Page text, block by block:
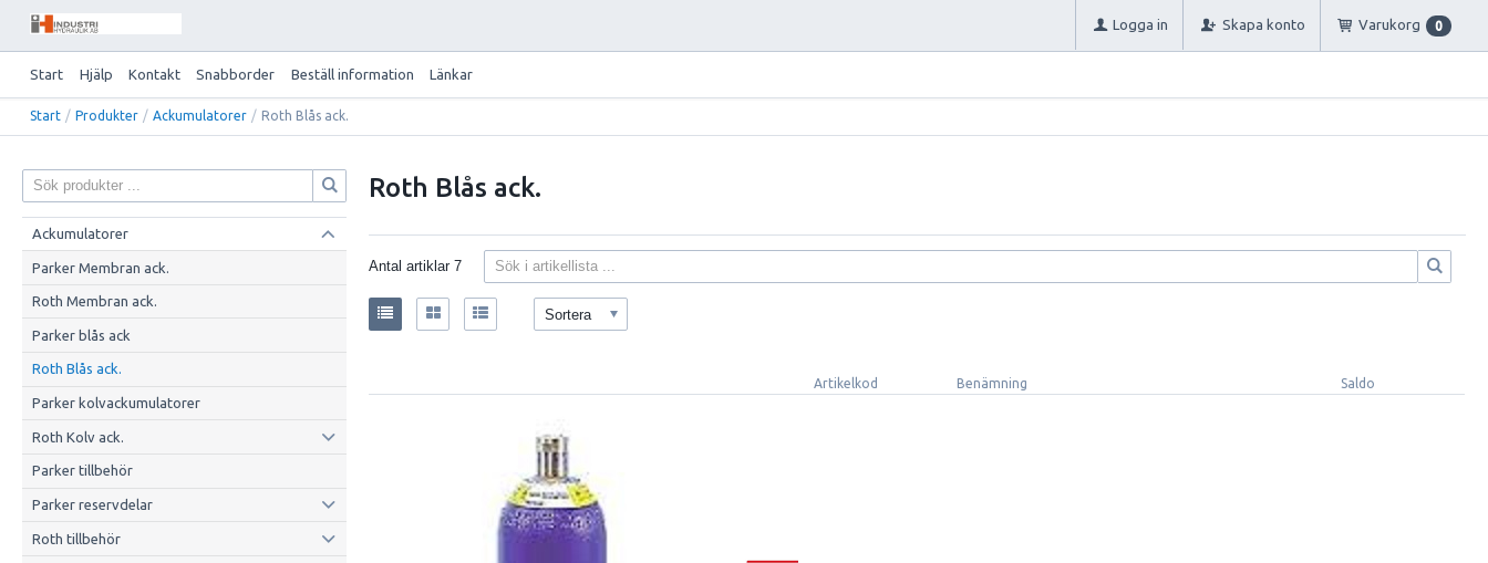
Logga in Skapa konto Varukorg 0
Start Hjälp Kontakt Snabborder Beställ information Länkar
Start / Produkter / Ackumulatorer / Roth Blås ack.
Ackumulatorer
Parker Membran ack.
Roth Membran ack.
Parker blås ack
Roth Blås ack.
Parker kolvackumulatorer
Roth Kolv ack.
Parker tillbehör
Parker reservdelar
Roth tillbehör
Roth Blås ack.
Antal artiklar7
Sortera
Artikelkod Benämning Saldo